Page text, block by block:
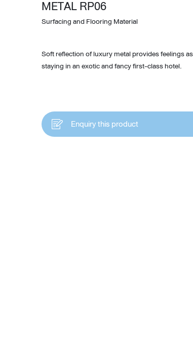
METAL RP06
Surfacing and Flooring Material
Soft reflection of luxury metal provides feelings
staying in an exotic and fancy first-class hotel.
Enquiry this product